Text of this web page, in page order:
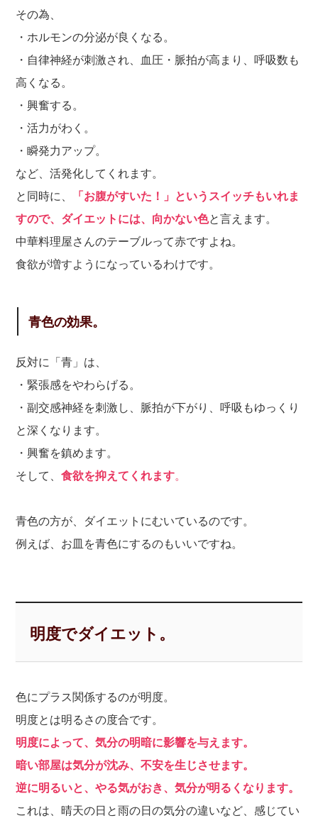
その為、
・ホルモンの分泌が良くなる。
・自律神経が刺激され、血圧・脈拍が高まり、呼吸数も
高くなる。
・興奮する。
・活力がわく。
・瞬発力アップ。
など、活発化してくれます。
と同時に、
「お腹がすいた！」というスイッチもいれま
すので、ダイエットには、向かない色と言えます。
中華料理屋さんのテーブルって赤ですよね。
食欲が増すようになっているわけです。
青色の効果。
反対に「青」は、
・緊張感をやわらげる。
・副交感神経を刺激し、脈拍が下がり、呼吸もゆっくり
と深くなります。
・興奮を鎮めます。
そして、 食欲を抑えてくれます。
青色の方が、ダイエットにむいているのです。
例えば、お皿を青色にするのもいいですね。
明度でダイエット。
色にプラス関係するのが明度。
明度とは明るさの度合です。
明度によって、気分の明暗に影響を与えます。
暗い部屋は気分が沈み、不安を生じさせます。
逆に明るいと、やる気がおき、気分が明るくなります。
これは、晴天の日と雨の日の気分の違いなど、感じてい